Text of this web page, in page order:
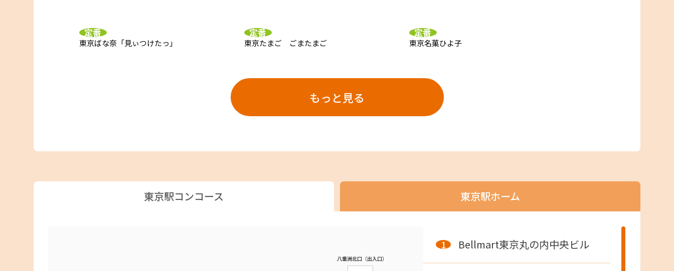
定番
東京ばな奈「見ぃつけたっ」
定番
東京たまご ごまたまご
定番
東京名菓ひよ子
もっと見る
東京駅コンコース 東京駅ホーム
Bellmart東京丸の内中央ビル